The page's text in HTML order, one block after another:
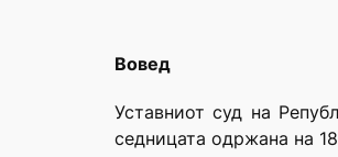
Вовед
Уставниот суд на
седницата одржана на